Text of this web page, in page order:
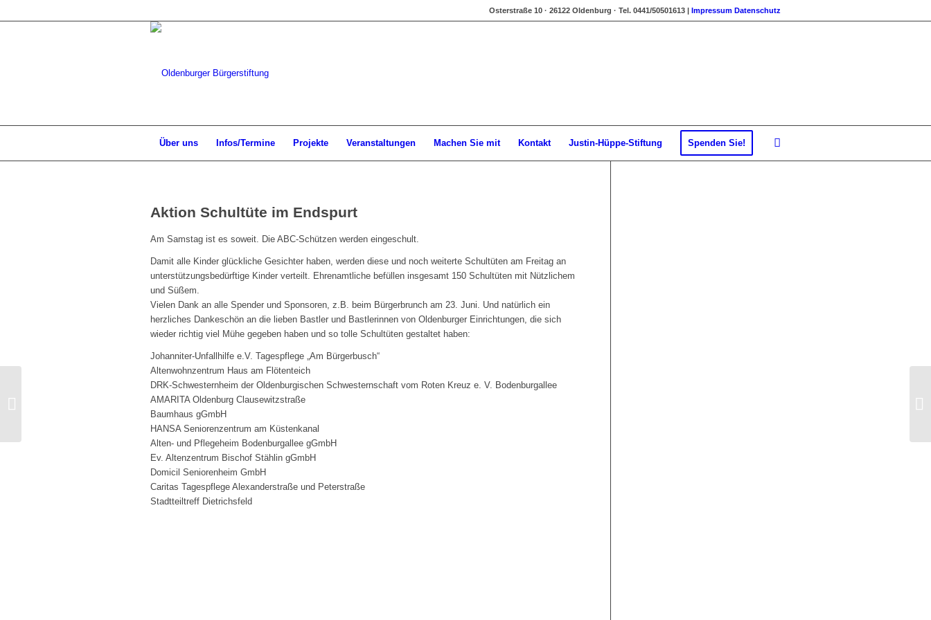
Osterstraße 10 · 26122 Oldenburg · Tel. 0441/50501613 | Impressum Datenschutz
Über uns Infos/Termine Projekte Veranstaltungen Machen Sie mit Kontakt Justin-Hüppe-Stiftung Spenden Sie!
Aktion Schultüte im Endspurt
Am Samstag ist es soweit. Die ABC-Schützen werden eingeschult.
Damit alle Kinder glückliche Gesichter haben, werden diese und noch weiterte Schultüten am Freitag an
unterstützungsbedürftige Kinder verteilt. Ehrenamtliche befüllen insgesamt 150 Schultüten mit Nützlichem
und Süßem.
Vielen Dank an alle Spender und Sponsoren, z.B. beim Bürgerbrunch am 23. Juni. Und natürlich ein
herzliches Dankeschön an die lieben Bastler und Bastlerinnen von Oldenburger Einrichtungen, die sich
wieder richtig viel Mühe gegeben haben und so tolle Schultüten gestaltet haben:
Johanniter-Unfallhilfe e.V. Tagespflege „Am Bürgerbusch“
Altenwohnzentrum Haus am Flötenteich
DRK-Schwesternheim der Oldenburgischen Schwesternschaft vom Roten Kreuz e. V. Bodenburgallee
AMARITA Oldenburg Clausewitzstraße
Baumhaus gGmbH
HANSA Seniorenzentrum am Küstenkanal
Alten- und Pflegeheim Bodenburgallee gGmbH
Ev. Altenzentrum Bischof Stählin gGmbH
Domicil Seniorenheim GmbH
Caritas Tagespflege Alexanderstraße und Peterstraße
Stadtteiltreff Dietrichsfeld